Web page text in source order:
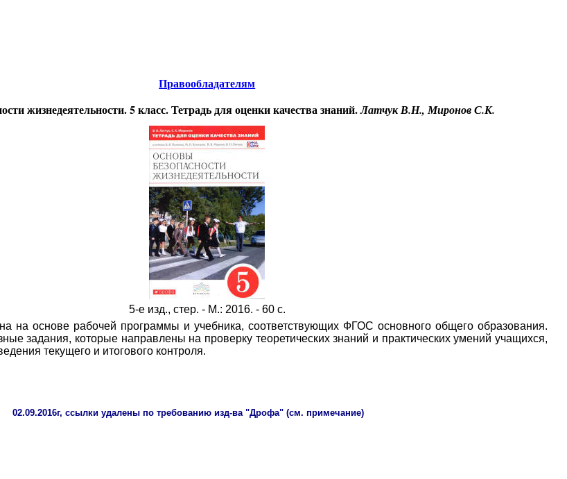
Правообладателям
жизнедеятельности. 5 класс. Тетрадь для оценки качества знаний.Латчук В.Н., Миронов С.К.
5-е изд., стер. - М.: 2016. - 60 с.
на основе рабочей программы и учебника, соответствующих ФГОС основного общего образования.
задания, которые направлены на проверку теоретических знаний и практических умений учащихся,
текущего и итогового контроля.
02.09.2016г, ссылки удалены по требованию изд-ва "Дрофа" (см. примечание)